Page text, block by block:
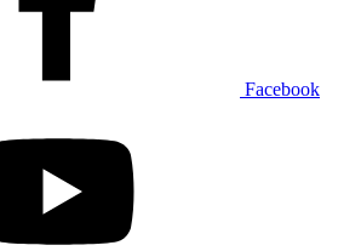
Facebook